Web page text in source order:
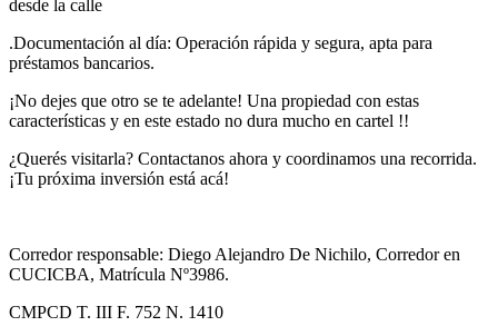
desde la calle
.Documentación al día: Operación rápida y segura, apta para
préstamos bancarios.
¡No dejes que otro se te adelante! Una propiedad con estas
características y en este estado no dura mucho en cartel !!
¿Querés visitarla? Contactanos ahora y coordinamos una recorrida.
¡Tu próxima inversión está acá!
Corredor responsable: Diego Alejandro De Nichilo, Corredor en
CUCICBA, Matrícula Nº3986.
CMPCD T. III F. 752 N. 1410